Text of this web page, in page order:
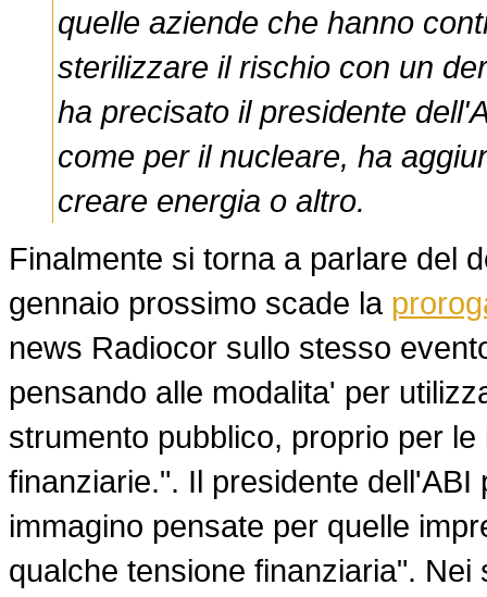
quelle aziende che hanno
sterilizzare il rischio con un
ha precisato il presidente
come per il nucleare, ha
creare energia o altro.
Finalmente si torna a parlare del
gennaio prossimo scade la
news Radiocor sullo stesso
pensando alle modalita' per
strumento pubblico, proprio per
finanziarie.". Il presidente
immagino pensate per quelle
qualche tensione finanziaria".